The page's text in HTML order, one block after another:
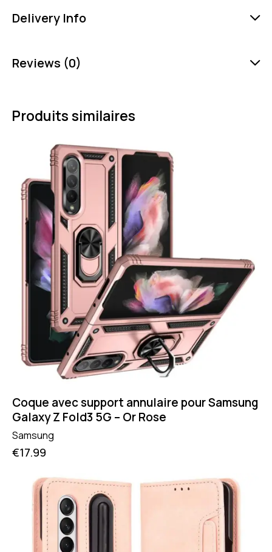
Delivery Info
Reviews (0)
Produits similaires
Coque avec support annulaire pour Samsung
Galaxy Z Fold3 5G – Or Rose
Samsung
€17.99